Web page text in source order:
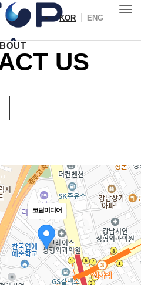
KOR ENG
US
코탑미디어